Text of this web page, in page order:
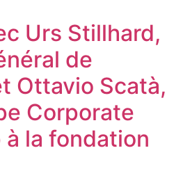
Urs Stillhard,
de
Ottavio Scatà,
Corporate
la fondation